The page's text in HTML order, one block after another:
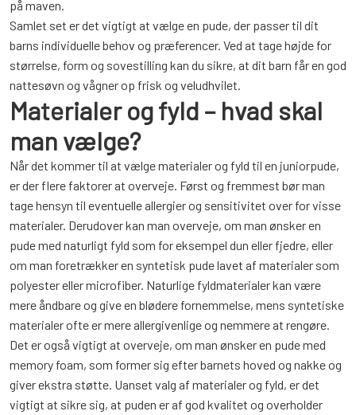
på maven.
Samlet set er det vigtigt at vælge en pude, der passer til dit
barns individuelle behov og præferencer. Ved at tage højde for
størrelse, form og sovestilling kan du sikre, at dit barn får en god
nattesøvn og vågner op frisk og veludhvilet.
Materialer og fyld – hvad skal
man vælge?
Når det kommer til at vælge materialer og fyld til en juniorpude,
er der flere faktorer at overveje. Først og fremmest bør man
tage hensyn til eventuelle allergier og sensitivitet over for visse
materialer. Derudover kan man overveje, om man ønsker en
pude med naturligt fyld som for eksempel dun eller fjedre, eller
om man foretrækker en syntetisk pude lavet af materialer som
polyester eller microfiber. Naturlige fyldmaterialer kan være
mere åndbare og give en blødere fornemmelse, mens syntetiske
materialer ofte er mere allergivenlige og nemmere at rengøre.
Det er også vigtigt at overveje, om man ønsker en pude med
memory foam, som former sig efter barnets hoved og nakke og
giver ekstra støtte. Uanset valg af materialer og fyld, er det
vigtigt at sikre sig, at puden er af god kvalitet og overholder